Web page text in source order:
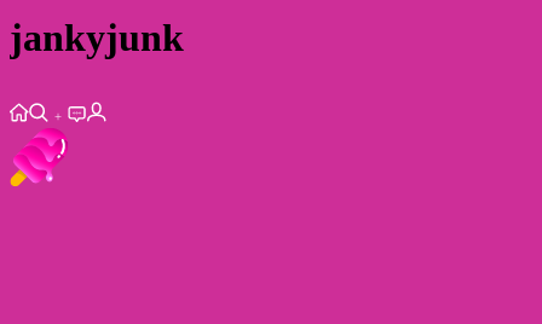
jankyjunk